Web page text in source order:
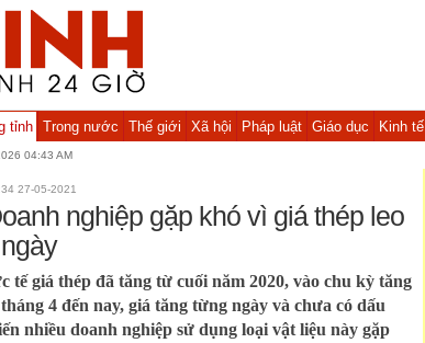
tỉnh Trong nước Thế giới Xã hội Pháp luật Giáo dục Kinh tế
04:43 AM
27-05-2021
nghiệp gặp khó vì giá thép leo
tế giá thép đã tăng từ cuối năm 2020, vào chu kỳ tăng
4 đến nay, giá tăng từng ngày và chưa có dấu
nhiều doanh nghiệp sử dụng loại vật liệu này gặp